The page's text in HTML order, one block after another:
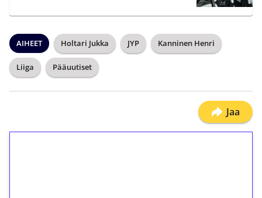
AIHEET Holtari Jukka JYP Kanninen Henri
Liiga Pääuutiset
Jaa